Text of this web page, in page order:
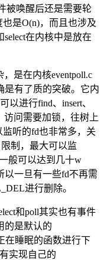
被唤醒后还是需要轮
是O(n)，而且也涉及
在内核中是放在
是在内核eventpoll.c
是有了质的突破。它内
以进行find、insert、
访问需要加锁，往树上
听的fd也非常多，关
限制，最大可以监
一般可以达到几十w
以一旦有一些fd不再需
进行删除。
和poll其实也有事件
的是默认的
在睡眠的函数进行下
实现自己的